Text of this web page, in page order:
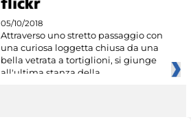
05/10/2018
Attraverso uno stretto passaggio con
una curiosa loggetta chiusa da una
bella vetrata a tortiglioni, si giunge
all'ultima stanza della